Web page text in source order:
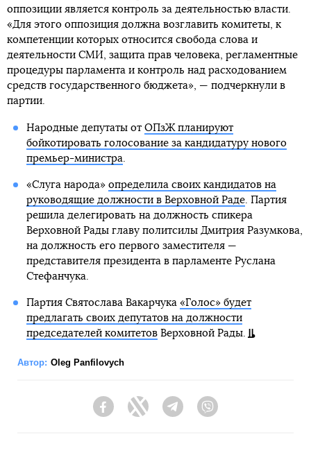
оппозиции является контроль за деятельностью власти.
«Для этого оппозиция должна возглавить комитеты, к
компетенции которых относится свобода слова и
деятельности СМИ, защита прав человека, регламентные
процедуры парламента и контроль над расходованием
средств государственного бюджета», — подчеркнули в
партии.
Народные депутаты от ОПзЖ планируют
бойкотировать голосование за кандидатуру нового
премьер-министра.
«Слуга народа» определила своих кандидатов на
руководящие должности в Верховной Раде. Партия
решила делегировать на должность спикера
Верховной Рады главу политсилы Дмитрия Разумкова,
на должность его первого заместителя —
представителя президента в парламенте Руслана
Стефанчука.
Партия Святослава Вакарчука «Голос» будет
предлагать своих депутатов на должности
председателей комитетовВерховной Рады.
Автор: Oleg Panfilovych
FacebookTwitter Telegram